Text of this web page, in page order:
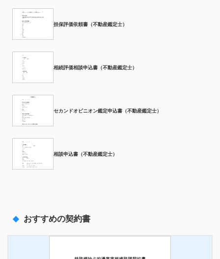
担保評価依頼書（不動産鑑定士）
相続評価相談申込書（不動産鑑定士）
セカンドオピニオン鑑定申込書（不動産鑑定士）
相談申込書（不動産鑑定士）
おすすめの契約書